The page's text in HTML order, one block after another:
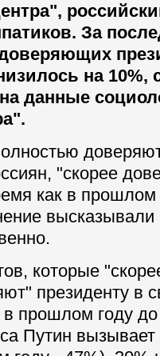
За
на
данные
"скорее
как в прошлом
высказывали
которые
президенту в
в прошлом году
Путин